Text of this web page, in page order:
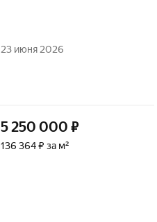
23 июня 2026
5 250 000 ₽
136 364 ₽ за м²